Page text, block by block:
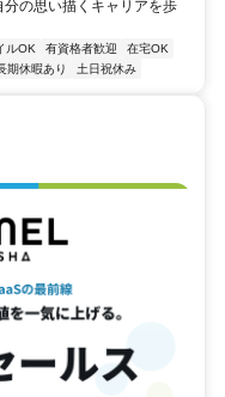
の思い描くキャリアを歩
ルOK 有資格者歓迎
在宅OK
期休暇あり 土日祝休み